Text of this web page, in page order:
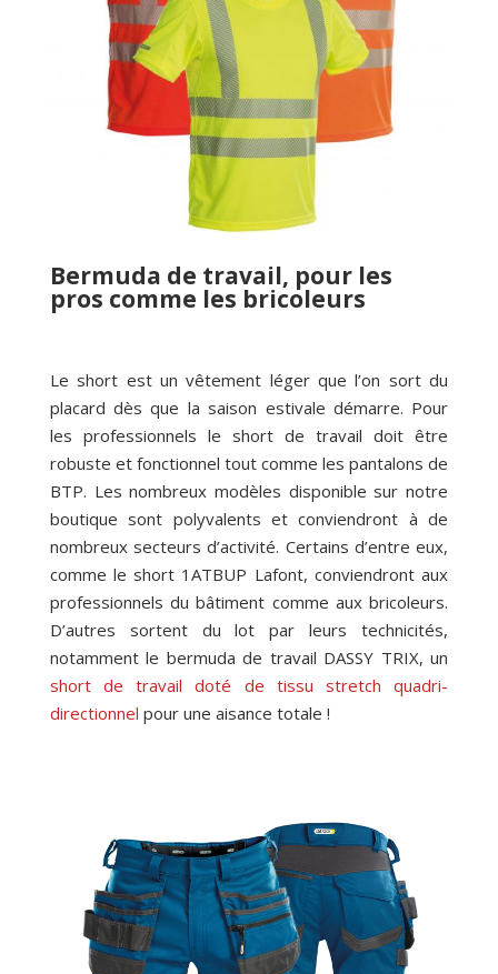
Bermuda de travail, pour les
pros comme les bricoleurs
Le short est un vêtement léger que l’on sort du
placard dès que la saison estivale démarre. Pour
les professionnels le short de travail doit être
robuste et fonctionnel tout comme les pantalons de
BTP. Les nombreux modèles disponible sur notre
boutique sont polyvalents et conviendront à de
nombreux secteurs d’activité. Certains d’entre eux,
comme le short 1ATBUP Lafont, conviendront aux
professionnels du bâtiment comme aux bricoleurs.
D’autres sortent du lot par leurs technicités,
notamment le bermuda de travail DASSY TRIX, un
short de travail doté de tissu stretch quadri-
directionnel pour une aisance totale !